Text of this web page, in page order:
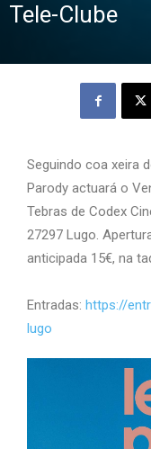
Tele-Clube
Seguindo coa xeira
Parody actuará o
Tebras de Codex
27297 Lugo.
anticipada 15€, na
Entradas: https://
lugo